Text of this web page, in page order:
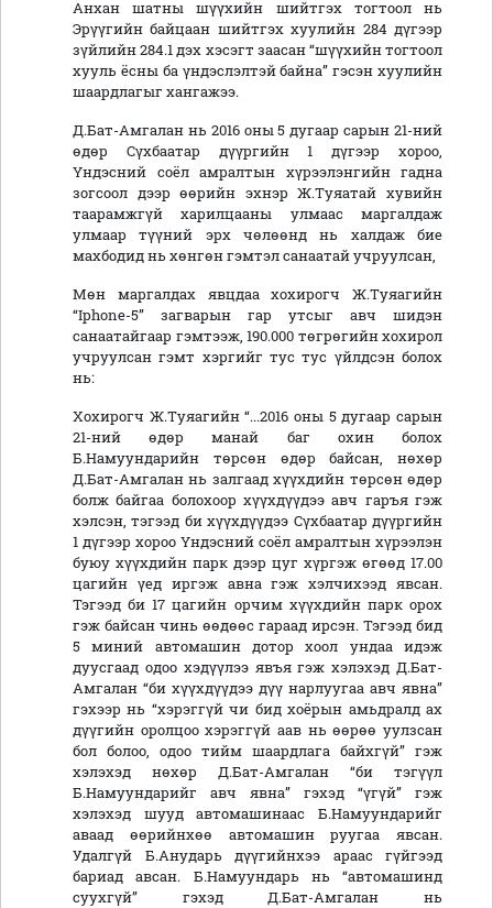
Анхан шатны шүүхийн шийтгэх тогтоол нь
Эрүүгийн байцаан шийтгэх хуулийн 284 дүгээр
зүйлийн 284.1 дэх хэсэгт заасан “шүүхийн тогтоол
хууль ёсны ба үндэслэлтэй байна” гэсэн хуулийн
шаардлагыг хангажээ.
Д.Бат-Амгалан нь 2016 оны 5 дугаар сарын 21-ний
өдөр Сүхбаатар дүүргийн 1 дүгээр хороо,
Үндэсний соёл амралтын хүрээлэнгийн гадна
зогсоол дээр өөрийн эхнэр Ж.Туяатай хувийн
таарамжгүй харилцааны улмаас маргалдаж
улмаар түүний эрх чөлөөнд нь халдаж бие
махбодид нь хөнгөн гэмтэл санаатай учруулсан,
Мөн маргалдах явцдаа хохирогч Ж.Туяагийн
“Iphone-5” загварын гар утсыг авч шидэн
санаатайгаар гэмтээж, 190.000 төгрөгийн хохирол
учруулсан гэмт хэргийг тус тус үйлдсэн болох
нь:
Хохирогч Ж.Туяагийн “...2016 оны 5 дугаар сарын
21-ний өдөр манай баг охин болох
Б.Намуундарийн төрсөн өдөр байсан, нөхөр
Д.Бат-Амгалан нь залгаад хүүхдийн төрсөн өдөр
болж байгаа болохоор хүүхдүүдээ авч гаръя гэж
хэлсэн, тэгээд би хүүхдүүдээ Сүхбаатар дүүргийн
1 дүгээр хороо Үндэсний соёл амралтын хүрээлэн
буюу хүүхдийн парк дээр цуг хүргэж өгөөд 17.00
цагийн үед иргэж авна гэж хэлчихээд явсан.
Тэгээд би 17 цагийн орчим хүүхдийн парк орох
гэж байсан чинь өөдөөс гараад ирсэн. Тэгээд бид
5 миний автомашин дотор хоол ундаа идэж
дуусгаад одоо хэдүүлээ явъя гэж хэлэхэд Д.Бат-
Амгалан “би хүүхдүүдээ дүү нарлуугаа авч явна”
гэхээр нь “хэрэггүй чи бид хоёрын амьдралд ах
дүүгийн оролцоо хэрэггүй аав нь өөрөө уулзсан
бол болоо, одоо тийм шаардлага байхгүй” гэж
хэлэхэд нөхөр Д.Бат-Амгалан “би тэгүүл
Б.Намуундарийг авч явна” гэхэд “үгүй” гэж
хэлэхэд шууд автомашинаас Б.Намуундарийг
аваад өөрийнхөө автомашин руугаа явсан.
Удалгүй Б.Анударь дүүгийнхээ араас гүйгээд
бариад авсан. Б.Намуундарь нь “автомашинд
суухгүй” гэхэд Д.Бат-Амгалан нь